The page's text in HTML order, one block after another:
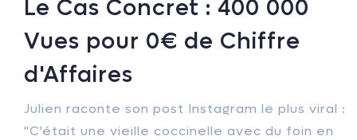
Le Cas Concret : 400 000
Vues pour 0€ de Chiffre
d'Affaires
Julien raconte son post Instagram le plus viral :
"C'était une vieille coccinelle avec du foin en